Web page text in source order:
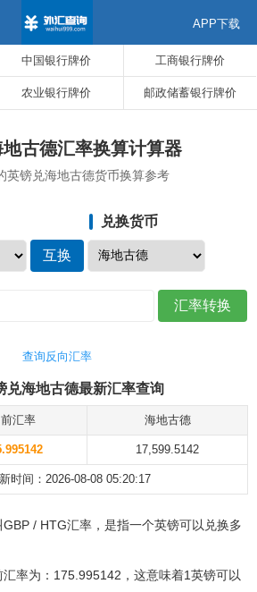
中国银行牌价 工商银行牌价
农业银行牌价 邮政储蓄银行牌价
APP下载
古德汇率换算计算器
英镑兑海地古德货币换算参考
兑换货币
查询反向汇率
兑海地古德最新汇率查询
汇率 海地古德
17,599.5142
时间：2026-08-08 05:20:17
/ HTG汇率，是指一个英镑可以兑换多
率为：175.995142，这意味着1英镑可以